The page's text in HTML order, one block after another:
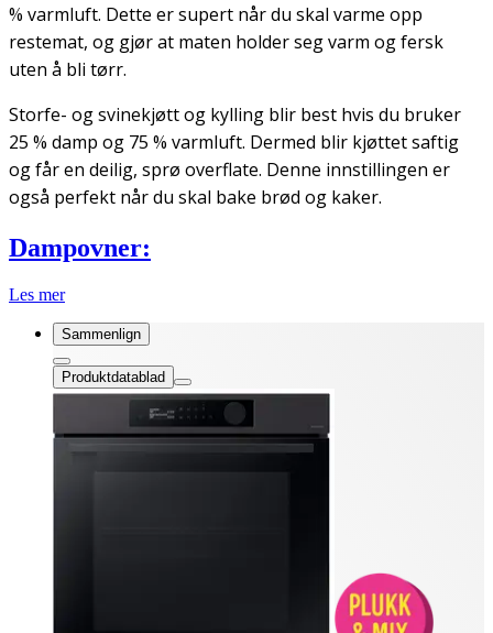
% varmluft. Dette er supert når du skal varme opp
restemat, og gjør at maten holder seg varm og fersk
uten å bli tørr.
Storfe- og svinekjøtt og kylling blir best hvis du bruker
25 % damp og 75 % varmluft. Dermed blir kjøttet saftig
og får en deilig, sprø overflate. Denne innstillingen er
også perfekt når du skal bake brød og kaker.
Dampovner:
Les mer
Sammenlign
Produktdatablad